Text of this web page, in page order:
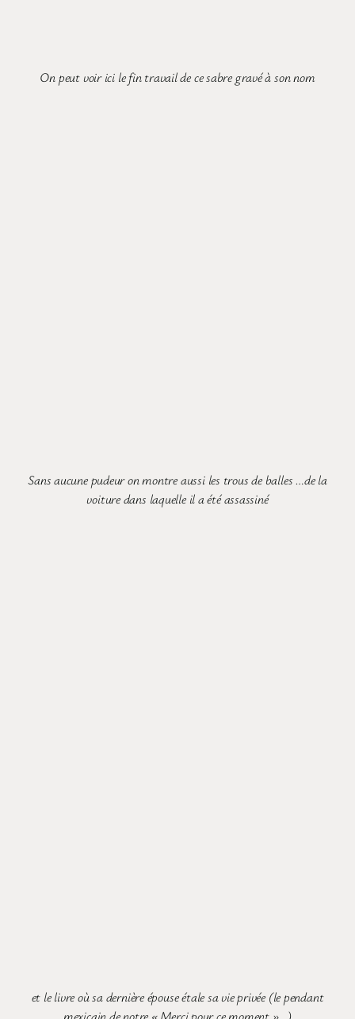
On peut voir ici le fin travail de ce sabre gravé à son nom
Sans aucune pudeur on montre aussi les trous de balles …de la
voiture dans laquelle il a été assassiné
et le livre où sa dernière épouse étale sa vie privée (le pendant